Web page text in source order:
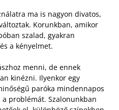
ma is nagyon divatos,
Korunkban, amikor
szalad, gyakran
a kényelmet.
menni, de ennek
kinézni. Ilyenkor egy
paróka mindennapos
problémát. Szalonunkban